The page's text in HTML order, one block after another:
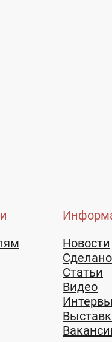
Новости
Статьи
Видео